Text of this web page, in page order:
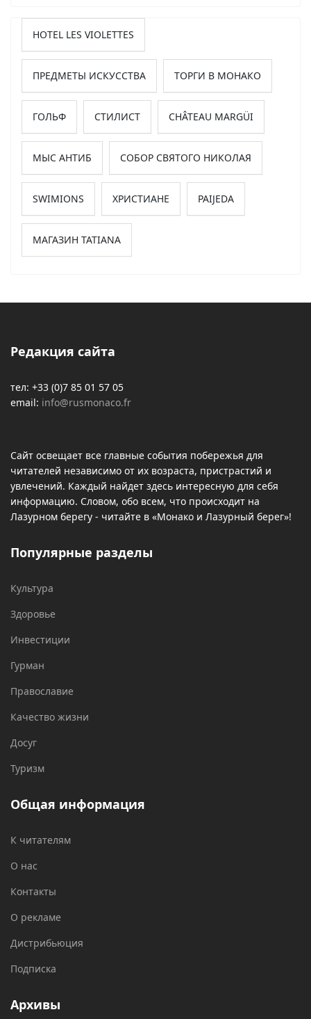
HOTEL LES VIOLETTES
ПРЕДМЕТЫ ИСКУССТВА ТОРГИ В МОНАКО
ГОЛЬФ СТИЛИСТ CHÂTEAU MARGÜI
МЫС АНТИБ СОБОР СВЯТОГО НИКОЛАЯ
SWIMIONS ХРИСТИАНЕ PAIJEDA
МАГАЗИН TATIANA
Редакция сайта
тел: +33 (0)7 85 01 57 05
email: info@rusmonaco.fr
Сайт освещает все главные события побережья для
читателей независимо от их возраста, пристрастий и
увлечений. Каждый найдет здесь интересную для себя
информацию. Словом, обо всем, что происходит на
Лазурном берегу - читайте в «Монако и Лазурный берег»!
Популярные разделы
Культура
Здоровье
Инвестиции
Гурман
Православие
Качество жизни
Досуг
Туризм
Общая информация
К читателям
О нас
Контакты
О рекламе
Дистрибьюция
Подписка
Архивы